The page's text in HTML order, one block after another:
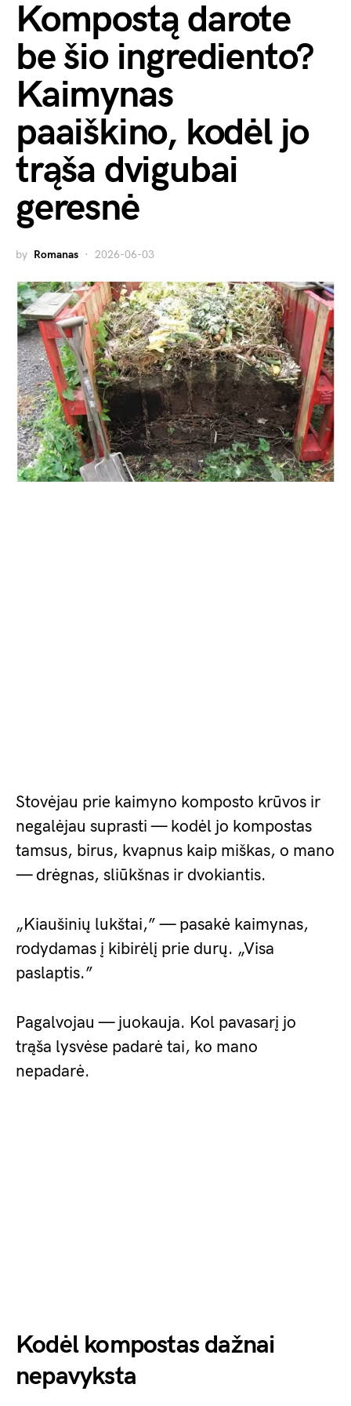
Kompostą darote
be šio ingrediento?
Kaimynas
paaiškino, kodėl jo
trąša dvigubai
geresnė
by Romanas 2026-06-03
Stovėjau prie kaimyno komposto krūvos ir
negalėjau suprasti — kodėl jo kompostas
tamsus, birus, kvapnus kaip miškas, o mano
— drėgnas, sliūkšnas ir dvokiantis.
„Kiaušinių lukštai,” — pasakė kaimynas,
rodydamas į kibirėlį prie durų. „Visa
paslaptis.”
Pagalvojau — juokauja. Kol pavasarį jo
trąša lysvėse padarė tai, ko mano
nepadarė.
Kodėl kompostas dažnai
nepavyksta